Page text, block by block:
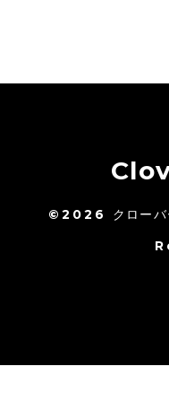
©2026 クロー